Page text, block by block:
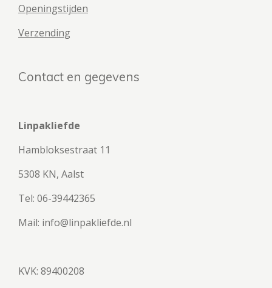
Openingstijden
Verzending
Contact en gegevens
Linpakliefde
Hambloksestraat 11
5308 KN, Aalst
Tel: 06-39442365
Mail: info@linpakliefde.nl
KVK: 89400208